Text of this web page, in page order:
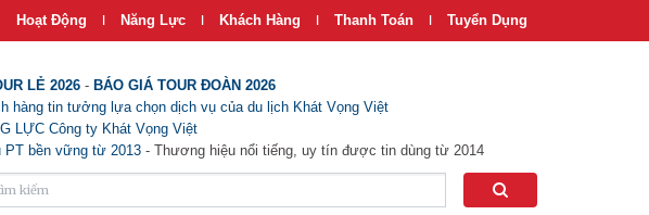
Hoạt Động | Năng Lực | Khách Hàng | Thanh Toán | Tuyển Dụng
LẺ 2026 - BÁO GIÁ TOUR ĐOÀN 2026
hàng tin tưởng lựa chọn dịch vụ của du lịch Khát Vọng Việt
LỰC Công ty Khát Vọng Việt
PT bền vững từ 2013 - Thương hiệu nổi tiếng, uy tín được tin dùng từ 2014